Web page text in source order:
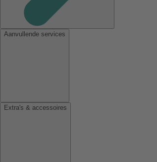
Aanvullende services
Extra's & accessoires